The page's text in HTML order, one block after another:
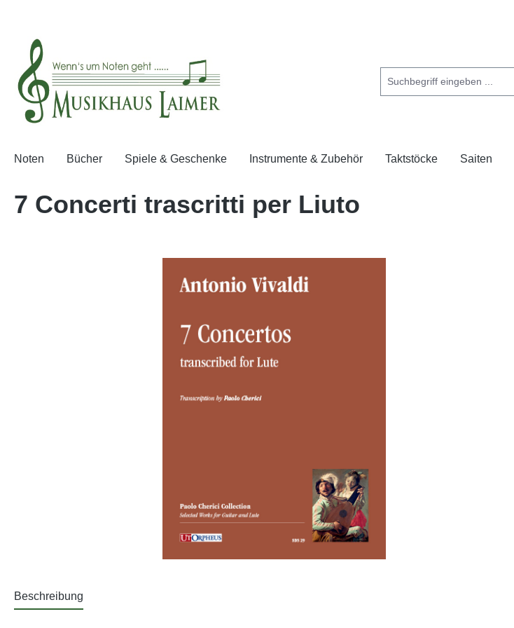
Noten Bücher Spiele & Geschenke Instrumente & Zubehör Taktstöcke Saiten
7 Concerti trascritti per Liuto
Beschreibung